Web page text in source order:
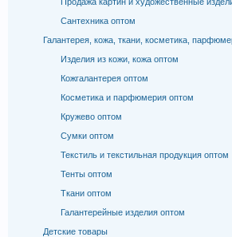
Сантехника оптом
Галантерея, кожа, ткани, косметика,
Изделия из кожи, кожа оптом
Кожгалантерея оптом
Косметика и парфюмерия оптом
Кружево оптом
Сумки оптом
Текстиль и текстильная продукция оптом
Тенты оптом
Ткани оптом
Галантерейные изделия оптом
Детские товары